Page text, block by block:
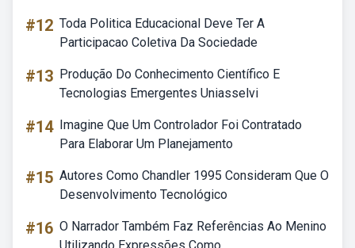
#12 Toda Politica Educacional Deve Ter A
Participacao Coletiva Da Sociedade
#13 Produção Do Conhecimento Científico E
Tecnologias Emergentes Uniasselvi
#14 Imagine Que Um Controlador Foi Contratado
Para Elaborar Um Planejamento
#15 Autores Como Chandler 1995 Consideram Que O
Desenvolvimento Tecnológico
#16 O Narrador Também Faz Referências Ao Menino